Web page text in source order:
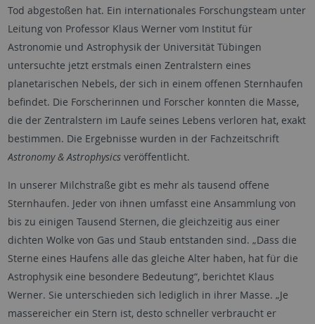
Tod abgestoßen hat. Ein internationales Forschungsteam unter
Leitung von Professor Klaus Werner vom Institut für
Astronomie und Astrophysik der Universität Tübingen
untersuchte jetzt erstmals einen Zentralstern eines
planetarischen Nebels, der sich in einem offenen Sternhaufen
befindet. Die Forscherinnen und Forscher konnten die Masse,
die der Zentralstern im Laufe seines Lebens verloren hat, exakt
bestimmen. Die Ergebnisse wurden in der Fachzeitschrift
Astronomy & Astrophysicsveröffentlicht.
In unserer Milchstraße gibt es mehr als tausend offene
Sternhaufen. Jeder von ihnen umfasst eine Ansammlung von
bis zu einigen Tausend Sternen, die gleichzeitig aus einer
dichten Wolke von Gas und Staub entstanden sind. „Dass die
Sterne eines Haufens alle das gleiche Alter haben, hat für die
Astrophysik eine besondere Bedeutung“, berichtet Klaus
Werner. Sie unterschieden sich lediglich in ihrer Masse. „Je
massereicher ein Stern ist, desto schneller verbraucht er